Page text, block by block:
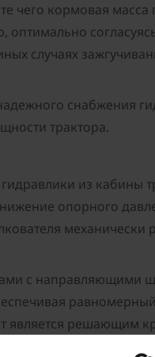
чего кормовая масса
оптимально
случаях
снабжения
трактора.
из кабины
опорного
с направляющими
решающим
режима